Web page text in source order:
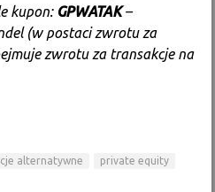
kupon: GPWATAK–
(w postaci zwrotu za
zwrotu za transakcje na
alternatywne private equity